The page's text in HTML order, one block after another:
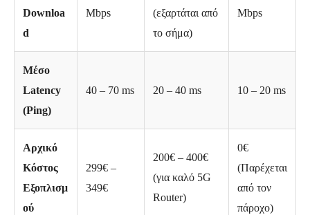
Downloa
d
Mbps
(εξαρτάται από
το σήμα)
Mbps
Μέσο
Latency
(Ping)
40 – 70 ms 20 – 40 ms 10 – 20 ms
Αρχικό
Κόστος
Εξοπλισμ
ού
299€ –
349€
200€ – 400€
(για καλό 5G
Router)
0€
(Παρέχεται
από τον
πάροχο)